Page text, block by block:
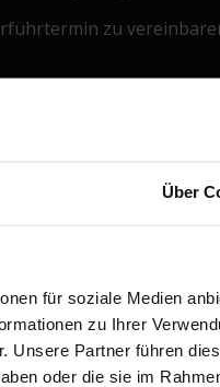
Über
für soziale Medien
zu Ihrer
Unsere Partner führen
oder die sie im
zu